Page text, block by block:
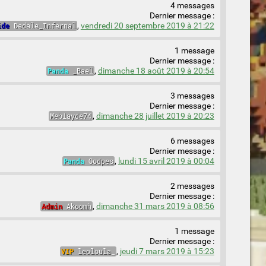
4 messages
Dernier message :
Dedale_Infernal, vendredi 20 septembre 2019 à 21:22
1 message
Dernier message :
Panda_Bael, dimanche 18 août 2019 à 20:54
3 messages
Dernier message :
Meblayde74, dimanche 28 juillet 2019 à 20:23
6 messages
Dernier message :
PandaOodpes, lundi 15 avril 2019 à 00:04
2 messages
Dernier message :
AdminAkoomh, dimanche 31 mars 2019 à 08:56
1 message
Dernier message :
VIPleoloula_ , jeudi 7 mars 2019 à 15:23